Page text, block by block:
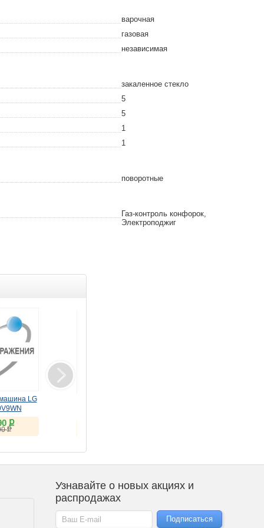
варочная
газовая
независимая
закаленное стекло
5
5
1
1
поворотные
Газ-контроль конфорок,
Электроподжиг
LG
ք
ք
Узнавайте о новых акциях и
распродажах